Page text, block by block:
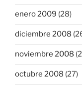
enero 2009 (28)
diciembre 2008
noviembre 2008
octubre 2008 (27)